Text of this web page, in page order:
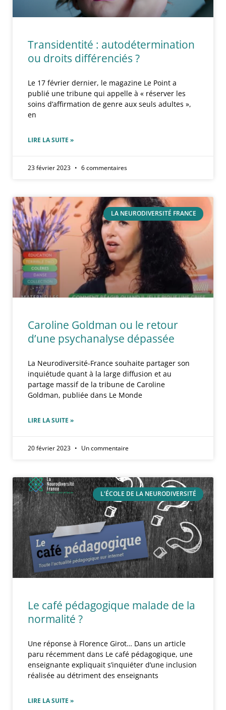
Transidentité : autodétermination
ou droits différenciés ?
Le 17 février dernier, le magazine Le Point a
publié une tribune qui appelle à « réserver les
soins d’affirmation de genre aux seuls adultes »,
en
LIRE LA SUITE »
23 février 2023 6 commentaires
LA NEURODIVERSITÉ FRANCE
Caroline Goldman ou le retour
d’une psychanalyse dépassée
La Neurodiversité-France souhaite partager son
inquiétude quant à la large diffusion et au
partage massif de la tribune de Caroline
Goldman, publiée dans Le Monde
LIRE LA SUITE »
20 février 2023 Un commentaire
L'ÉCOLE DE LA NEURODIVERSITÉ
Le café pédagogique malade de la
normalité ?
Une réponse à Florence Girot… Dans un article
paru récemment dans Le café pédagogique, une
enseignante expliquait s’inquiéter d’une inclusion
réalisée au détriment des enseignants
LIRE LA SUITE »